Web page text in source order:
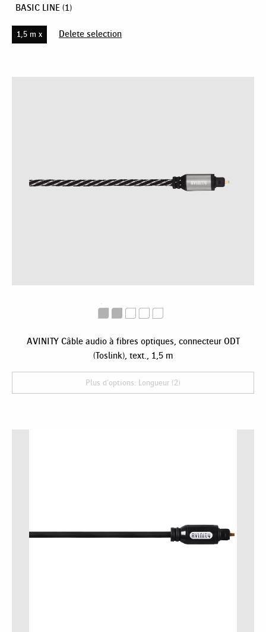
BASIC LINE (1)
1,5 m x Delete selection
AVINITY Câble audio à fibres optiques, connecteur ODT
(Toslink), text., 1,5 m
Plus d'options: Longueur (2)